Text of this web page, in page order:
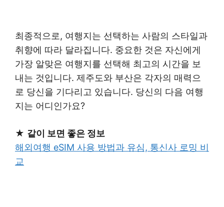
최종적으로, 여행지는 선택하는 사람의 스타일과
취향에 따라 달라집니다. 중요한 것은 자신에게
가장 알맞은 여행지를 선택해 최고의 시간을 보
내는 것입니다. 제주도와 부산은 각자의 매력으
로 당신을 기다리고 있습니다. 당신의 다음 여행
지는 어디인가요?
★ 같이 보면 좋은 정보
해외여행 eSIM 사용 방법과 유심, 통신사 로밍 비
교